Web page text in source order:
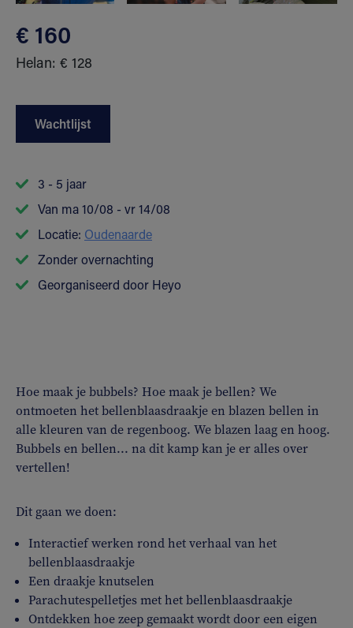
€ 160
Helan: € 128
Wachtlijst
3 - 5 jaar
Van ma 10/08 - vr 14/08
Locatie: Oudenaarde
Zonder overnachting
Georganiseerd door Heyo
Hoe maak je bubbels? Hoe maak je bellen? We
ontmoeten het bellenblaasdraakje en blazen bellen in
alle kleuren van de regenboog. We blazen laag en hoog.
Bubbels en bellen... na dit kamp kan je er alles over
vertellen!
Dit gaan we doen:
Interactief werken rond het verhaal van het
bellenblaasdraakje
Een draakje knutselen
Parachutespelletjes met het bellenblaasdraakje
Ontdekken hoe zeep gemaakt wordt door een eigen